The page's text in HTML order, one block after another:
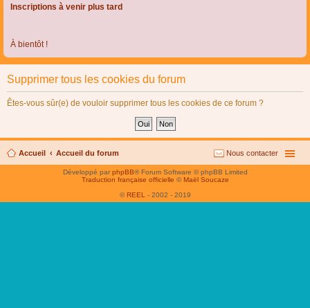
Inscriptions à venir plus tard
À bientôt !
Supprimer tous les cookies du forum
Êtes-vous sûr(e) de vouloir supprimer tous les cookies de ce forum ?
Accueil Accueil du forum Nous contacter
Développé parphpBB® Forum Software © phpBB Limited
Traduction française officielle © Maël Soucaze
© REEL - 2002 - 2019